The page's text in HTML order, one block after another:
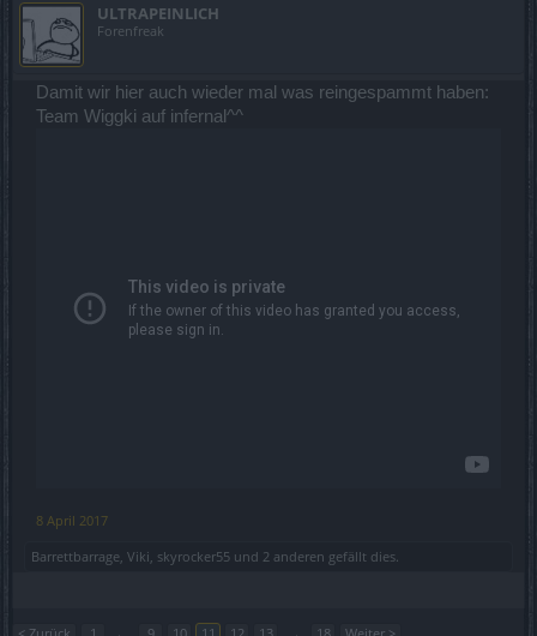
ULTRAPEINLICH
Forenfreak
Damit wir hier auch wieder mal was reingespammt haben:
Team Wiggki auf infernal^^
8 April 2017
Barrettbarrage Viki skyrocker55 und 2 anderen gefällt dies.